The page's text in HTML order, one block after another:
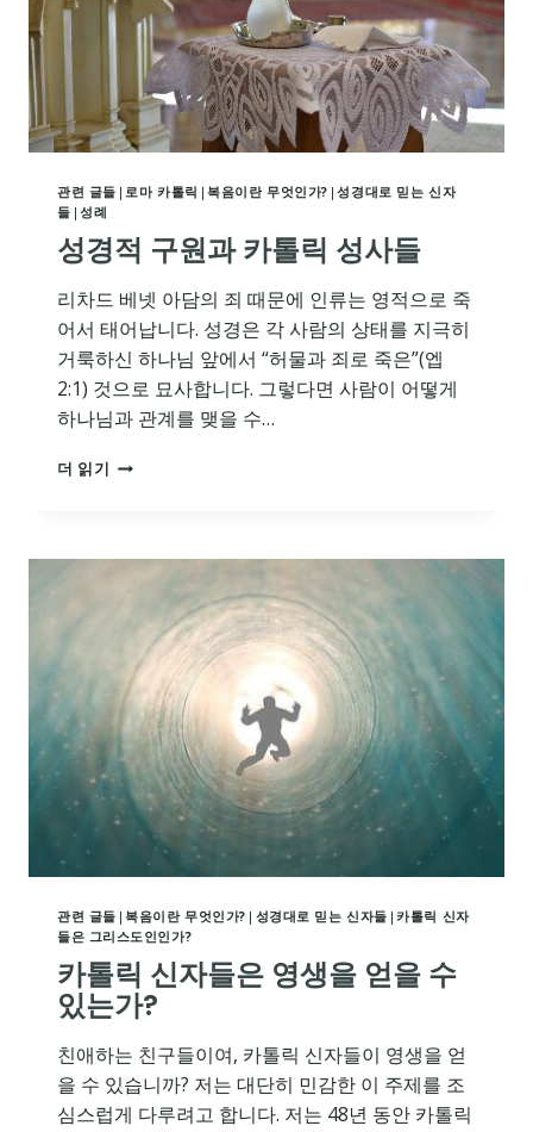
경
관련 글들 |로마 카톨릭 |복음이란 무엇인가? |성경대로 믿는 신자
들 |성례
성경적 구원과 카톨릭 성사들
리차드 베넷 아담의 죄 때문에 인류는 영적으로 죽
어서 태어납니다. 성경은 각 사람의 상태를 지극히
거룩하신 하나님 앞에서 “허물과 죄로 죽은”(엡
2:1) 것으로 묘사합니다. 그렇다면 사람이 어떻게
하나님과 관계를 맺을 수…
더 읽기 성
원
사
들
관련 글들 |복음이란 무엇인가? | 성경대로 믿는 신자들 |카톨릭 신자
들은 그리스도인인가?
카톨릭 신자들은 영생을 얻을 수
있는가?
친애하는 친구들이여, 카톨릭 신자들이 영생을 얻
을 수 있습니까? 저는 대단히 민감한 이 주제를 조
심스럽게 다루려고 합니다. 저는 48년 동안 카톨릭